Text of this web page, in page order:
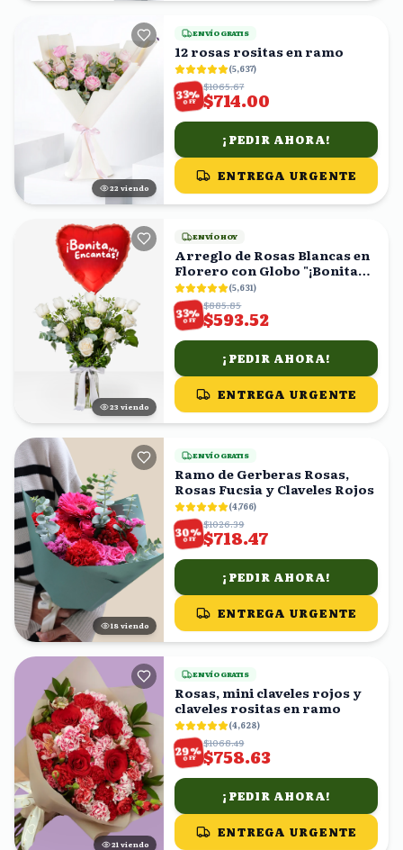
22 viendo
ENVÍO GRATIS
12 rosas rositas en ramo
(5,637)
33%
OFF
$1065.67
$714.00
¡PEDIR AHORA!
ENTREGA URGENTE
23 viendo
ENVÍO HOY
Arreglo de Rosas Blancas en
Florero con Globo "¡Bonita
Me Encantas!"
(5,631)
33%
OFF
$885.85
$593.52
¡PEDIR AHORA!
ENTREGA URGENTE
18 viendo
ENVÍO GRATIS
Ramo de Gerberas Rosas,
Rosas Fucsia y Claveles Rojos
(4,766)
30%
OFF
$1026.39
$718.47
¡PEDIR AHORA!
ENTREGA URGENTE
21 viendo
ENVÍO GRATIS
Rosas, mini claveles rojos y
claveles rositas en ramo
(4,628)
29%
OFF
$1068.49
$758.63
¡PEDIR AHORA!
ENTREGA URGENTE